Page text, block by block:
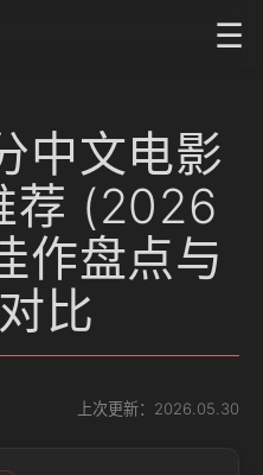
☰
中文电影
荐 (2026
作盘点与
比
上次更新：2026.05.30